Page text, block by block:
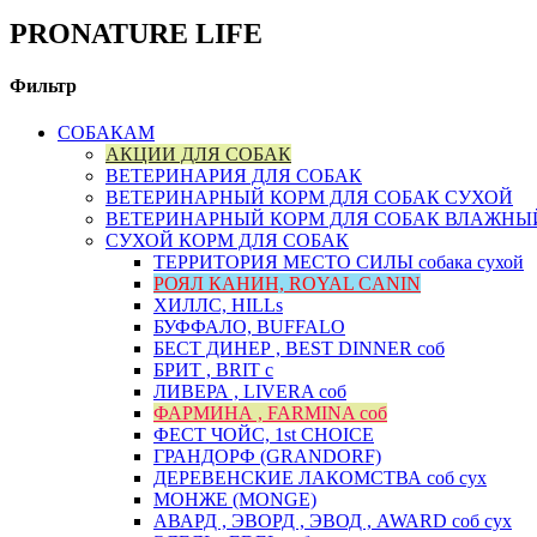
PRONATURE LIFE
Фильтр
СОБАКАМ
АКЦИИ ДЛЯ СОБАК
ВЕТЕРИНАРИЯ ДЛЯ СОБАК
ВЕТЕРИНАРНЫЙ КОРМ ДЛЯ СОБАК СУХОЙ
ВЕТЕРИНАРНЫЙ КОРМ ДЛЯ СОБАК
СУХОЙ КОРМ ДЛЯ СОБАК
ТЕРРИТОРИЯ МЕСТО СИЛЫ собака сухой
РОЯЛ КАНИН, ROYAL CANIN
ХИЛЛС, HILLs
БУФФАЛО, BUFFALO
БЕСТ ДИНЕР , BEST DINNER соб
БРИТ , BRIT с
ЛИВЕРА , LIVERA соб
ФАРМИНА , FARMINA соб
ФЕСТ ЧОЙС, 1st CHOICE
ГРАНДОРФ (GRANDORF)
ДЕРЕВЕНСКИЕ ЛАКОМСТВА соб сух
МОНЖЕ (MONGE)
АВАРД , ЭВОРД , ЭВОД , AWARD соб сух